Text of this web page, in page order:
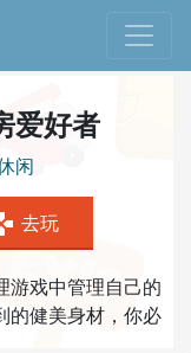
爱好者
闲
去玩
游戏中管理自己的
的健美身材，你必